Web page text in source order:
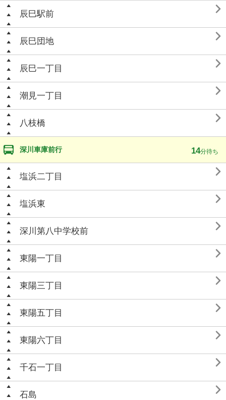
辰巳駅前 
辰巳団地 
辰巳一丁目 
潮見一丁目 
八枝橋 
深川車庫前行 14分待ち
塩浜二丁目 
塩浜東 
深川第八中学校前 
東陽一丁目 
東陽三丁目 
東陽五丁目 
東陽六丁目 
千石一丁目 
石島 